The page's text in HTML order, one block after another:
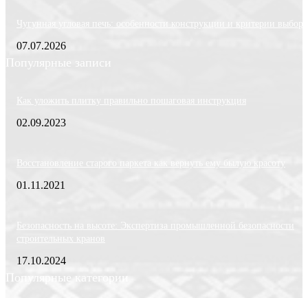
Чугунная угловая печь: особенности конструкции и критерии выбора
07.07.2026
Популярные записи
Как уложить плитку правильно пошаговая инструкция
02.09.2023
Восстановление старого паркета как вернуть ему былую красоту
01.11.2021
Безопасность на высоте: Экспертиза промышленной безопасности
строительных кранов
17.10.2024
Популярные категории